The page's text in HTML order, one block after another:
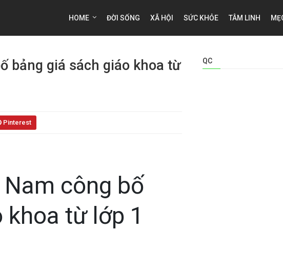
HOME ĐỜI SỐNG XÃ HỘI SỨC KHỎE TÂM LINH
bảng giá sách giáo khoa từ
Pinterest
công bố
khoa từ lớp 1
QC